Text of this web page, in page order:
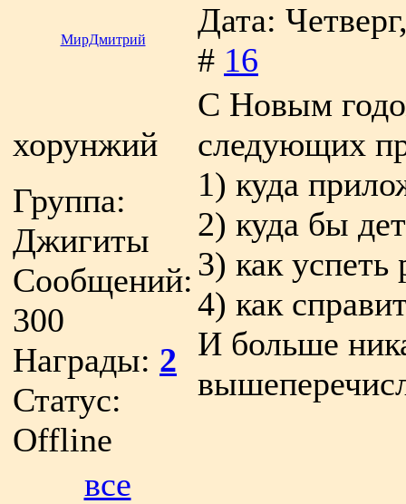
МирДмитрий
Дата:
# 16
хорунжий
Группа:
Джигиты
Сообщений:
300
Награды: 2
Статус:
Offline
С Новым
следующих
1) куда
2) куда бы
3) как успеть
4) как
И больше
все